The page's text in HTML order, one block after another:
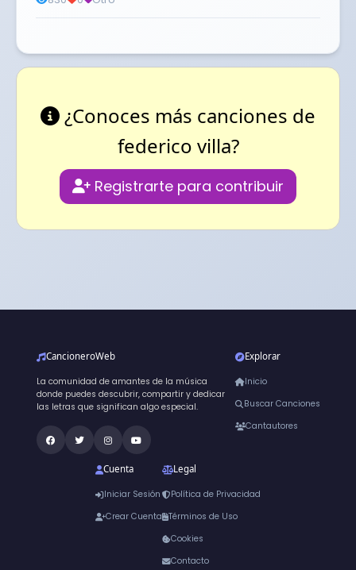
¿Conoces más canciones de
federico villa?
Registrarte para contribuir
CancioneroWeb
La comunidad de amantes de la música
donde puedes descubrir, compartir y dedicar
las letras que significan algo especial.
Explorar
Inicio
Buscar Canciones
Cantautores
Cuenta
Iniciar Sesión
Crear Cuenta
Legal
Política de Privacidad
Términos de Uso
Cookies
Contacto